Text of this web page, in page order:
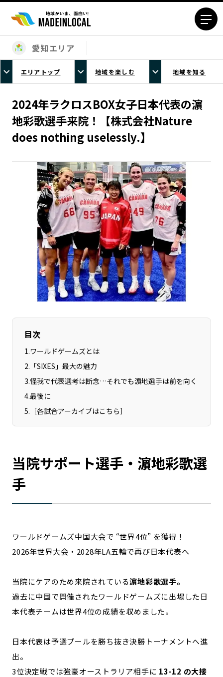
エリアから探す
北海道エリア
青森エリア
岩手エリア
宮城エリア
秋田エリア
山形エリア
福島エリア
茨城エリア
栃木エリア
群馬エリア
埼玉エリア
千葉エリア
東京23区エリア
多摩エリア
神奈川エリア
新潟エリア
富山エリア
石川エリア
福井エリア
山梨エリア
長野エリア
岐阜エリア
静岡エリア
愛知エリア
三重エリア
滋賀エリア
京都エリア
大阪市エリア
北摂エリア
堺・泉州エリア
奈良エリア
山口エリア
徳島エリア
香川エリア
高知エリア
福岡エリア
沖縄エリア
特集コンテンツ
地域を代表する 企業100選
プレスリリース
行政連携記事
Localist
SDGsの先駆者
イベント
飲食店
地域豆知識
ニッポンの百選大全集
愛知エリア
エリアトップ 地域を楽しむ 地域を知る
2024年ラクロスBOX女子日本代表の濵
地彩歌選手来院！【株式会社Nature
does nothing uselessly.】
目次
1.ワールドゲームズとは
2. 「SIXES」最大の魅力
3.怪我で代表選考は断念…それでも濵地選手は前を向く
4.最後に
5. ［各試合アーカイブはこちら］
当院サポート選手・濵地彩歌選
手
ワールドゲームズ中国大会で “世界4位” を獲得！
2026年世界大会・2028年LA五輪で再び日本代表へ
当院にケアのため来院されている濵地彩歌選手。
過去に中国で開催されたワールドゲームズに出場した日
本代表チームは世界4位の成績を収めました。
日本代表は予選プールを勝ち抜き決勝トーナメントへ進
出。
3位決定戦では強豪オーストラリア相手に 13-12 の大接